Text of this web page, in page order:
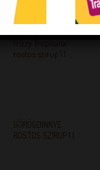
rostos szirup 1 l
GÖRÖGDINNYE
ROSTOS SZIRUP 1 l